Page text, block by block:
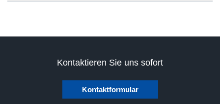
Kontaktieren Sie uns sofort
Kontaktformular